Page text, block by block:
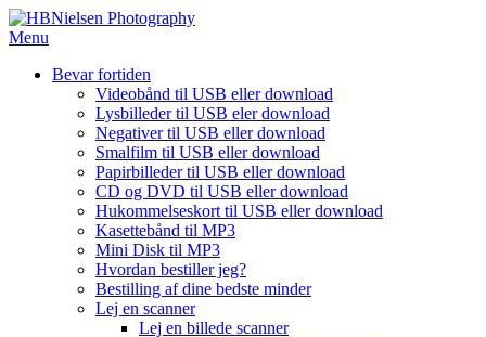
Spring
til
Menu
Bevar fortiden
Videobånd til USB eller download
Lysbilleder til USB eler download
Negativer til USB eller download
Smalfilm til USB eller download
Papirbilleder til USB eller download
CD og DVD til USB eller download
Hukommelseskort til USB eller download
Kasettebånd til MP3
Mini Disk til MP3
Hvordan bestiller jeg?
Bestilling af dine bedste minder
Lej en scanner
Lej en billede scanner